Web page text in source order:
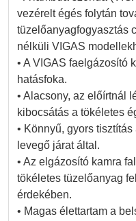
vezérelt égés folytán
tüzelőanyagfogyasztás
nélküli VIGAS
• A VIGAS faelgázosító
hatásfoka.
• Alacsony, az előírtnál
kibocsátás a tökéletes
• Könnyű, gyors
levegő járat által.
• Az elgázosító kamra
tökéletes tüzelőanyag
érdekében.
• Magas élettartam a